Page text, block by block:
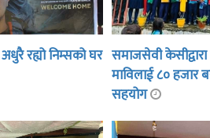
रह्यो निम्सको घर समाजसेवी केसीद्वारा
माविलाई ८० हजार
सहयोग